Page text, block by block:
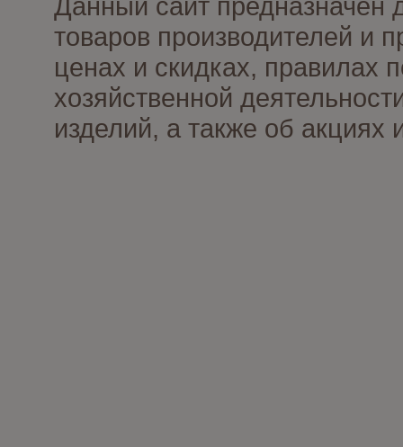
товаров производителей и
ценах и скидках, правилах
хозяйственной
изделий, а также об